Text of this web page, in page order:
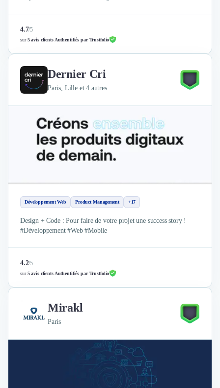
4.7/5
sur5 avis clients Authentifiés par Trustfolio
Dernier Cri
Paris, Lille et 4 autres
Développement Web Product Management +17
Design + Code : Pour faire de votre projet une success story !
#Développement #Web #Mobile
4.2/5
sur5 avis clients Authentifiés par Trustfolio
Mirakl
Paris